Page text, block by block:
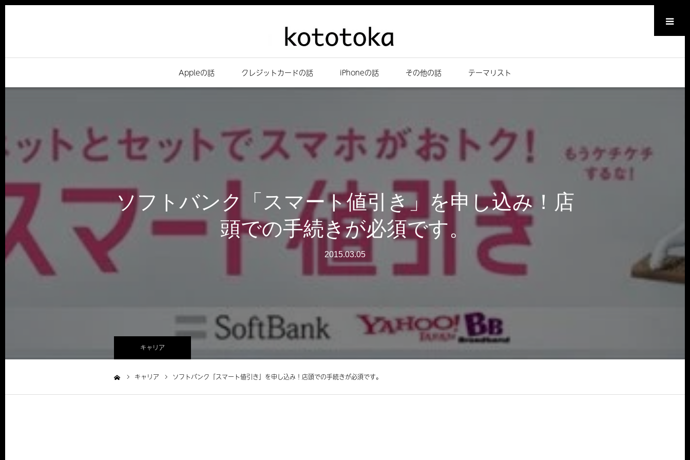
メニュー
Appleの話 クレジットカードの話 iPhoneの話 その他の話 テーマリスト
ソフトバンク「スマート値引き」を申し込み！店
頭での手続きが必須です。
2015.03.05
キャリア
キャリア ソフトバンク「スマート値引き」を申し込み！店頭での手続きが必須です。